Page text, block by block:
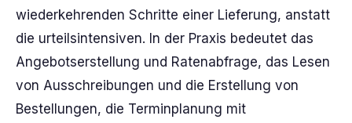
wiederkehrenden Schritte einer Lieferung, anstatt
die urteilsintensiven. In der Praxis bedeutet das
Angebotserstellung und Ratenabfrage, das Lesen
von Ausschreibungen und die Erstellung von
Bestellungen, die Terminplanung mit